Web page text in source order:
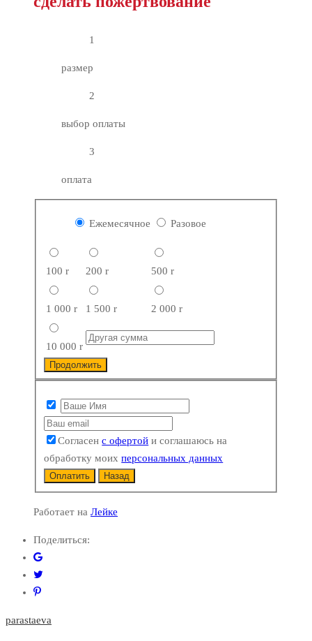
1
размер
2
выбор оплаты
3
оплата
Ежемесячное Разовое
100r 200r 500r
1 000r 1 500r 2 000r
10 000r
Продолжить
Согласенс офертой и соглашаюсь на
обработку моихперсональных данных
Оплатить Назад
Работает на Лейке
Поделиться:
parastaeva